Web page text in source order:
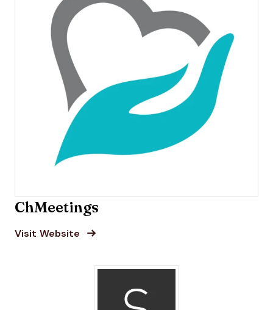
ChMeetings
Visit Website Opens New Window